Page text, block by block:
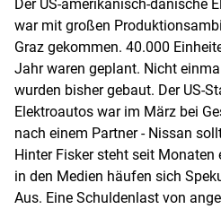
Der US-amerikanisch-dänische
war mit großen
Graz gekommen. 40.000
Jahr waren geplant. Nicht
wurden bisher gebaut. Der US-
Elektroautos war im März bei
nach einem Partner - Nissan
Hinter Fisker steht seit Monaten
in den Medien häufen sich
Aus. Eine Schuldenlast von